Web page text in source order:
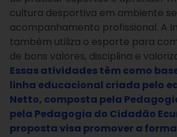
cultura desportiva em ambiente
acompanhamento profissional. A
também utiliza o esporte para
de bons valores, disciplina e
Essas atividades têm como
linha educacional criada pelo
Netto, composta pela
pela Pedagogia do Cidadão
proposta visa promover a